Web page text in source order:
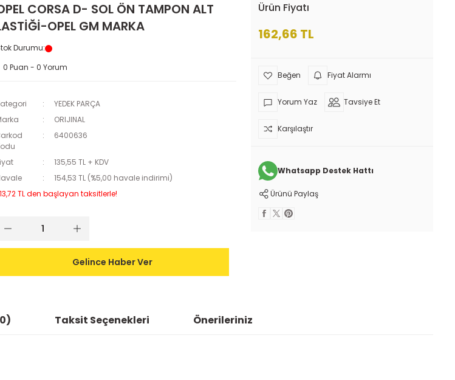
CORSA D- SOL ÖN TAMPON ALT
OPEL GM MARKA
Durumu:
0 Puan - 0 Yorum
YEDEK PARÇA
ORIJINAL
6400636
135,55 TL + KDV
154,53 TL (%5,00 havale indirimi)
TL den başlayan taksitlerle!
Gelince Haber Ver
Ürün Fiyatı
162,66 TL
Fiyat Alarmı
Yorum Yaz Tavsiye Et
Karşılaştır
Whatsapp Destek Hattı
Ürünü Paylaş
Taksit Seçenekleri Önerileriniz